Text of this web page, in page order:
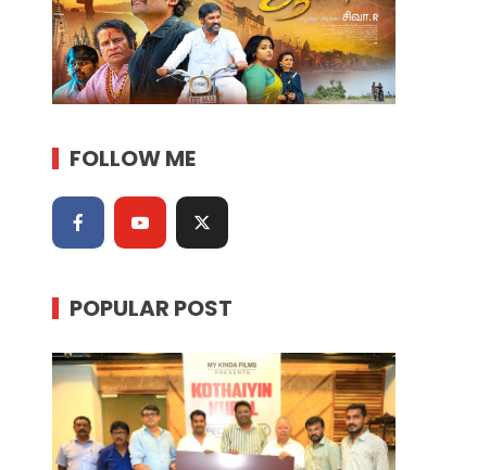
FOLLOW ME
POPULAR POST